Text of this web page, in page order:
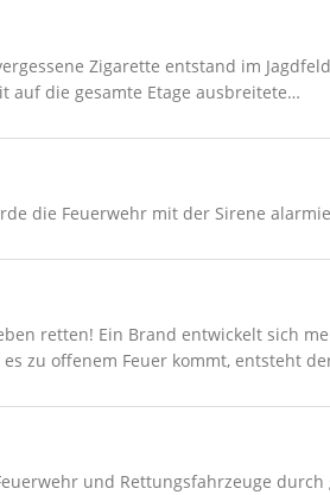
Zigarette entstand im
auf die gesamte Etage ausbreitete…
die Feuerwehr mit der Sirene
retten! Ein Brand entwickelt sich
zu offenem Feuer kommt, entsteht
und Rettungsfahrzeuge durch